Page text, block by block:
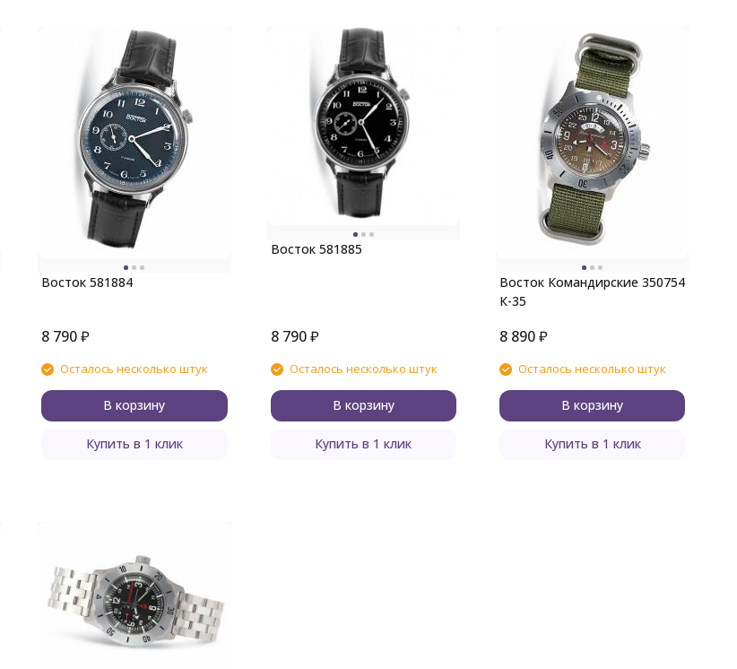
Восток 581884
8 790₽
Осталось несколько штук
В корзину
Купить в 1 клик
Восток 581885
8 790₽
Осталось несколько штук
В корзину
Купить в 1 клик
Восток Командирские 350754
К-35
8 890₽
Осталось несколько штук
В корзину
Купить в 1 клик